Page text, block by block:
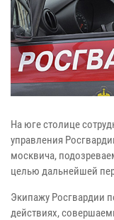
На юге столице
управления
москвича,
целью дальнейшей
Экипажу Росгвардии
действиях,